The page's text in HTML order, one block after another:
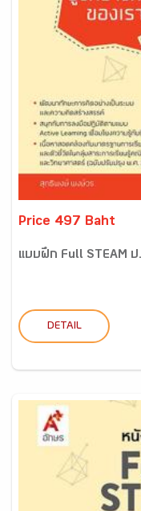
Price 497 Baht
แบบฝึก Full STEAM ป
DETAIL